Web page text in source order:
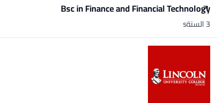
Bsc in Finance and Financial Technology
3 السنةs